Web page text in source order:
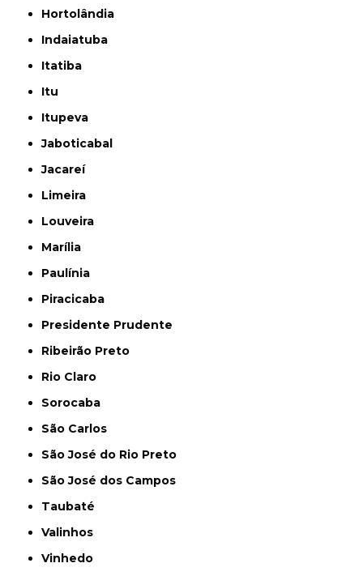
Hortolândia
Indaiatuba
Itatiba
Itu
Itupeva
Jaboticabal
Jacareí
Limeira
Louveira
Marília
Paulínia
Piracicaba
Presidente Prudente
Ribeirão Preto
Rio Claro
Sorocaba
São Carlos
São José do Rio Preto
São José dos Campos
Taubaté
Valinhos
Vinhedo